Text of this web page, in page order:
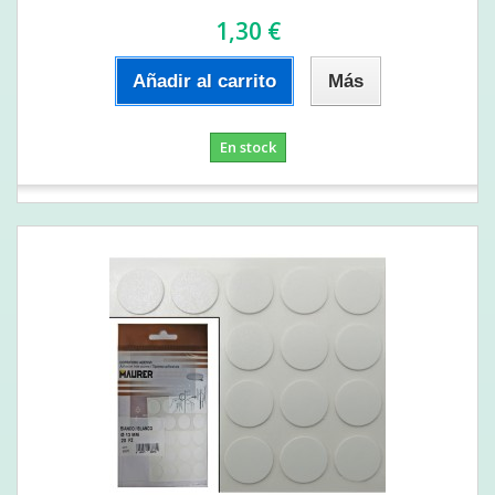
1,30 €
Añadir al carrito Más
En stock